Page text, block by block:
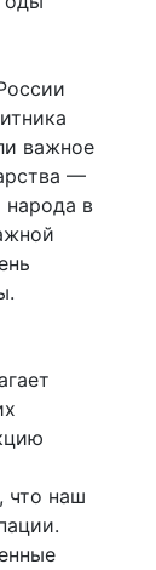
важное
—
народа в
что наш